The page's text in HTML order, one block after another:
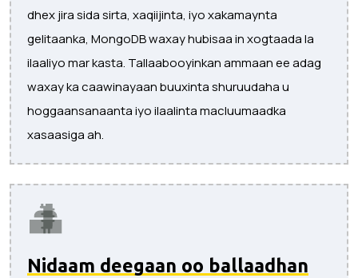
dhex jira sida sirta, xaqiijinta, iyo xakamaynta
gelitaanka, MongoDB waxay hubisaa in xogtaada la
ilaaliyo mar kasta. Tallaabooyinkan ammaan ee adag
waxay ka caawinayaan buuxinta shuruudaha u
hoggaansanaanta iyo ilaalinta macluumaadka
xasaasiga ah.
Nidaam deegaan oo ballaadhan